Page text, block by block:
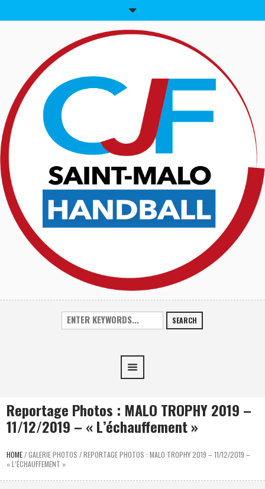
SEARCH
Reportage Photos : MALO TROPHY 2019 –
11/12/2019 – « L’échauffement »
HOME/GALERIE PHOTOS /REPORTAGE PHOTOS : MALO TROPHY 2019 – 11/12/2019 –
« L’ÉCHAUFFEMENT »